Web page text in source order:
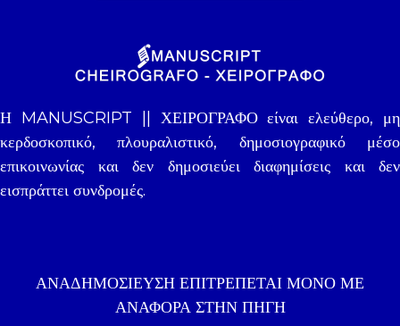
Η MANUSCRIPT || ΧΕΙΡΟΓΡΑΦΟ είναι ελεύθερο, μη
κερδοσκοπικό, πλουραλιστικό, δημοσιογραφικό μέσο
επικοινωνίας και δεν δημοσιεύει διαφημίσεις και δεν
εισπράττει συνδρομές.
ΑΝΑΔΗΜΟΣΊΕΥΣΗ ΕΠΙΤΡΈΠΕΤΑΙ ΜΌΝΟ ΜΕ
ΑΝΑΦΟΡΑ ΣΤΗΝ ΠΗΓΉ